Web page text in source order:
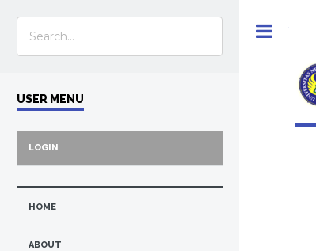
USER MENU
LOGIN
HOME
ABOUT